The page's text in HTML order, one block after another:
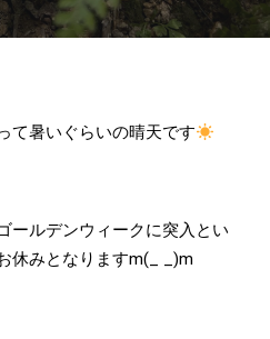
て暑いぐらいの晴天です
ールデンウィークに突入とい
休みとなりますm(_ _)m